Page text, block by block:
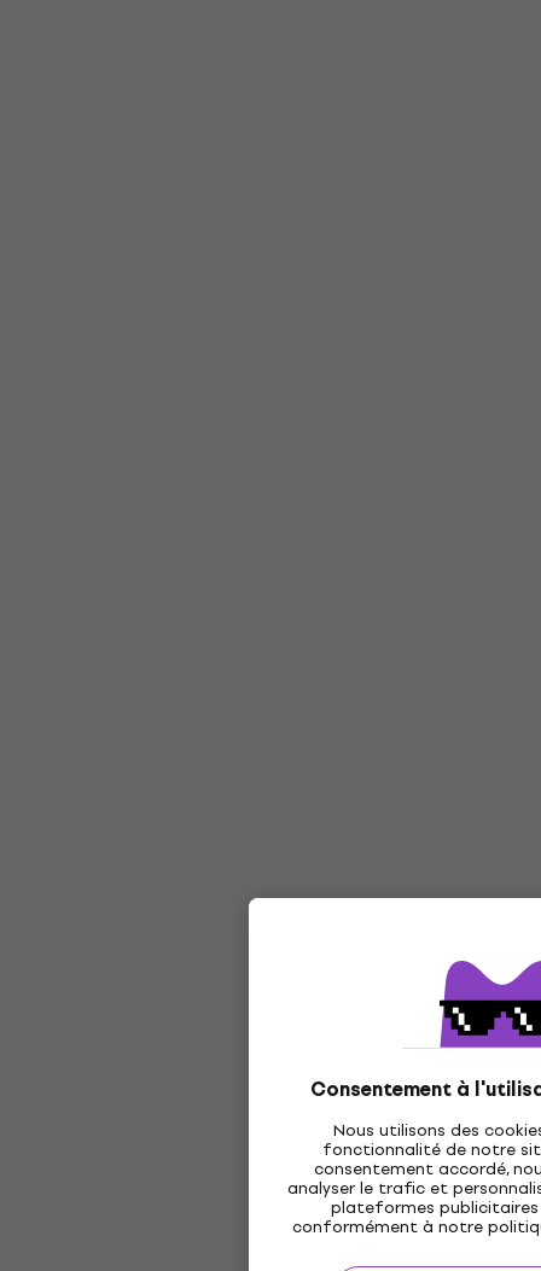
Consentement à
Nous utilisons des
fonctionnalité de notre
consentement accordé,
analyser le trafic et
plateformes
conformément à notre